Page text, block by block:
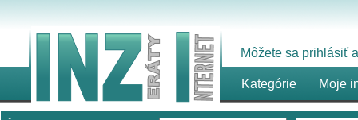
Môžete sa prihlásiť
Kategórie Moje